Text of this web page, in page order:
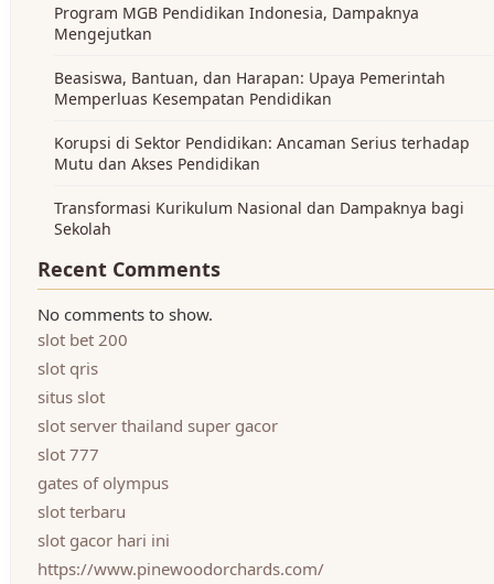
Program MGB Pendidikan Indonesia, Dampaknya
Mengejutkan
Beasiswa, Bantuan, dan Harapan: Upaya Pemerintah
Memperluas Kesempatan Pendidikan
Korupsi di Sektor Pendidikan: Ancaman Serius terhadap
Mutu dan Akses Pendidikan
Transformasi Kurikulum Nasional dan Dampaknya bagi
Sekolah
Recent Comments
No comments to show.
slot bet 200
slot qris
situs slot
slot server thailand super gacor
slot 777
gates of olympus
slot terbaru
slot gacor hari ini
https://www.pinewoodorchards.com/